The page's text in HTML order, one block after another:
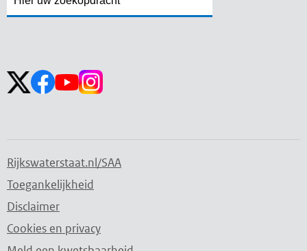
Rijkswaterstaat.nl/SAA
Toegankelijkheid
Disclaimer
Cookies en privacy